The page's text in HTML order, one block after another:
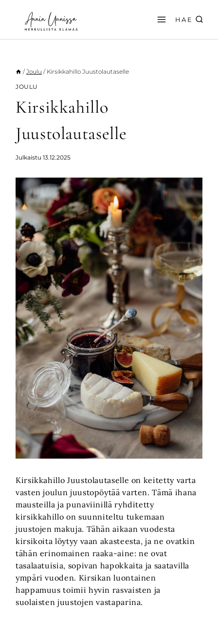
sisältöön
HAE
/ Joulu / Kirsikkahillo Juustolautaselle
JOULU
Kirsikkahillo
Juustolautaselle
Julkaistu 13.12.2025
Kirsikkahillo Juustolautaselle on keitetty varta
vasten joulun juustopöytää varten. Tämä ihana
mausteilla ja punaviinillä ryhditetty
kirsikkahillo on suunniteltu tukemaan
juustojen makuja. Tähän aikaan vuodesta
kirsikoita löytyy vaan akasteesta, ja ne ovatkin
tähän erinomainen raaka-aine: ne ovat
tasalaatuisia, sopivan hapokkaita ja saatavilla
ympäri vuoden. Kirsikan luontainen
happamuus toimii hyvin rasvaisten ja
suolaisten juustojen vastaparina.